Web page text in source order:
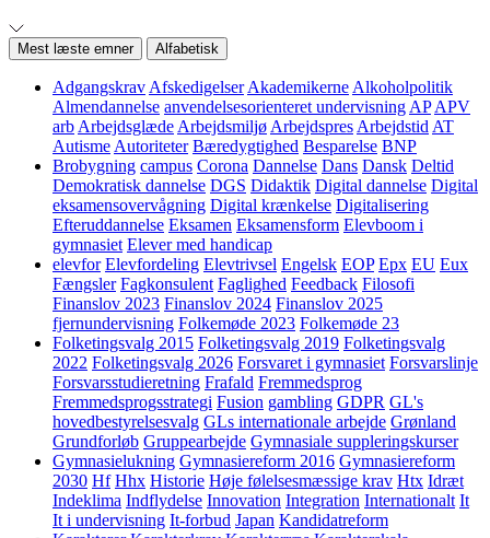
Mest læste emner Alfabetisk
Adgangskrav Afskedigelser Akademikerne Alkoholpolitik
Almendannelse anvendelsesorienteret undervisning AP APV
arb Arbejdsglæde Arbejdsmiljø Arbejdspres Arbejdstid AT
Autisme Autoriteter Bæredygtighed Besparelse BNP
Brobygning campus Corona Dannelse Dans Dansk Deltid
Demokratisk dannelse DGS Didaktik Digital dannelse Digital
eksamensovervågning Digital krænkelse Digitalisering
Efteruddannelse Eksamen Eksamensform Elevboom i
gymnasiet Elever med handicap
elevfor Elevfordeling Elevtrivsel Engelsk EOP Epx EU Eux
Fængsler Fagkonsulent Faglighed Feedback Filosofi
Finanslov 2023 Finanslov 2024 Finanslov 2025
fjernundervisning Folkemøde 2023 Folkemøde 23
Folketingsvalg 2015 Folketingsvalg 2019 Folketingsvalg
2022 Folketingsvalg 2026 Forsvaret i gymnasiet Forsvarslinje
Forsvarsstudieretning Frafald Fremmedsprog
Fremmedsprogsstrategi Fusion gambling GDPR GL's
hovedbestyrelsesvalg GLs internationale arbejde Grønland
Grundforløb Gruppearbejde Gymnasiale suppleringskurser
Gymnasielukning Gymnasiereform 2016 Gymnasiereform
2030 Hf Hhx Historie Høje følelsesmæssige krav Htx Idræt
Indeklima Indflydelse Innovation Integration Internationalt It
It i undervisning It-forbud Japan Kandidatreform